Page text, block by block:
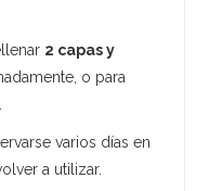
2 capas y
o para
varios días en
a utilizar.